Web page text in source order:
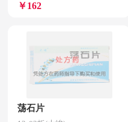
￥162
荡石片